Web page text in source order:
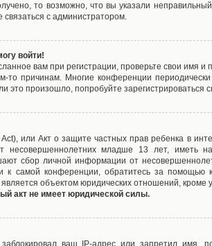
то возможно, что вы указали
с администратором.
войти!
вам при регистрации, проверьте свои имя
то причинам. Многие конференции
произошло, попробуйте зарегистрироваться
или Акт о защите частных прав ребенка в
несовершеннолетних младше 13 лет, иметь
сбор личной информации от
к самой конференции, обратитесь за помощью
объектом юридических отношений, кроме
акт не имеет юридической силы.
ваш IP-адрес или запретил имя,